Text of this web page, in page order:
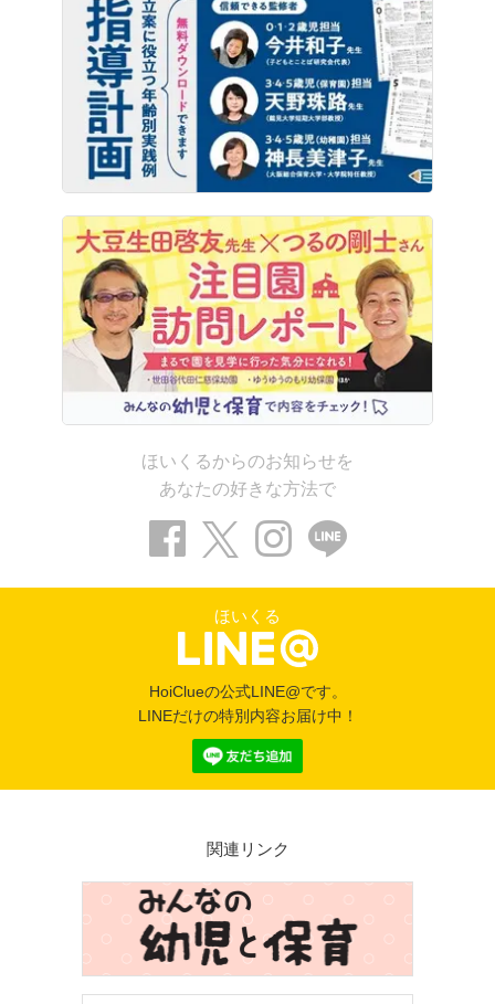
ほいくるからのお知らせを
あなたの好きな方法で
ほいくる
HoiClueの公式LINE@です。
LINEだけの特別内容お届け中！
関連リンク